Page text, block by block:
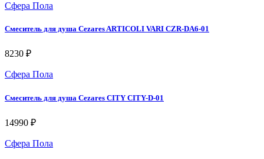
Сфера Пола
Смеситель для душа Cezares ARTICOLI VARI CZR-DA6-01
8230 ₽
Сфера Пола
Смеситель для душа Cezares CITY CITY-D-01
14990 ₽
Сфера Пола